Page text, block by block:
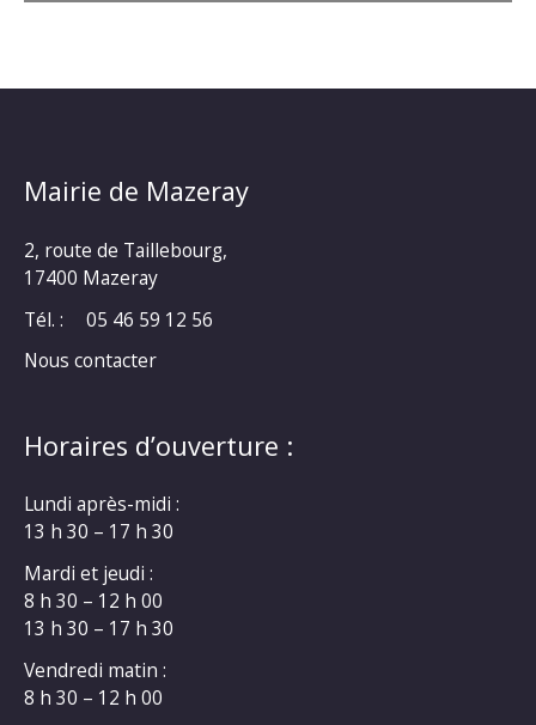
Mairie de Mazeray
2, route de Taillebourg,
17400 Mazeray
Tél. :
05 46 59 12 56
Nous contacter
Horaires d’ouverture :
Lundi après-midi :
13 h 30 – 17 h 30
Mardi et jeudi :
8 h 30 – 12 h 00
13 h 30 – 17 h 30
Vendredi matin :
8 h 30 – 12 h 00